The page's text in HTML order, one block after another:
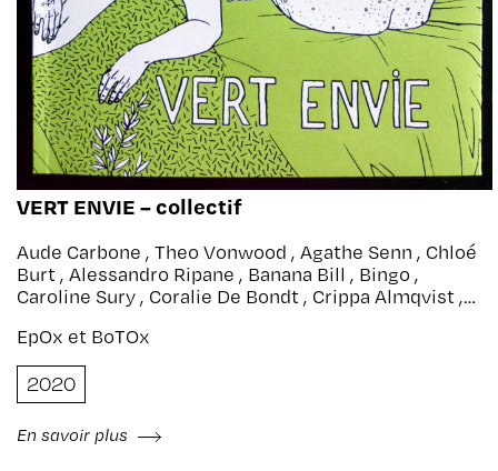
VERT ENVIE – collectif
Aude Carbone , Theo Vonwood , Agathe Senn , Chloé
Burt , Alessandro Ripane , Banana Bill , Bingo ,
Caroline Sury , Coralie De Bondt , Crippa Almqvist ,
Gwen Tomahawk , Hoel Von Helvet , Jo99 , Jürg ,
Kinder K , Klaus Walbrou , Lilas , Liza Kaka , Mape
813 , Marjolin N’a qu’un oeil , Niark1 , Nico Fremz ,
Patrick Jannin , Paulaulart , Phi , Pierre Sauvage ,
Pouzzo , Riton La Mort , Sandra Ghosn , Saralisa
Pegorier , Valfret & Yann Taillefer
EpOx et BoTOx
2020
En savoir plus